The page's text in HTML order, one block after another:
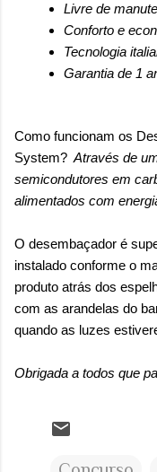
Livre de
Conforto e
Tecnologia
Garantia de 1
Como funcionam os
System? Através de
semicondutores em
alimentados com
O desembaçador é
instalado conforme o
produto atrás dos
com as arandelas do
quando as luzes
Obrigada a todos que